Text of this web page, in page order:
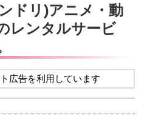
ドリ)アニメ・動
レンタルサービ
広告を利用しています